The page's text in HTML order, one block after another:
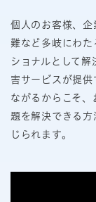
個人のお客様、
難など多岐にわ
ショナルとして
害サービスが提
ながるからこそ
題を解決できる
じられます。